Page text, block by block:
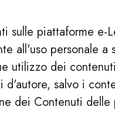
sulle piattaforme e-
all'uso personale
utilizzo dei
salvo i
dei Contenuti